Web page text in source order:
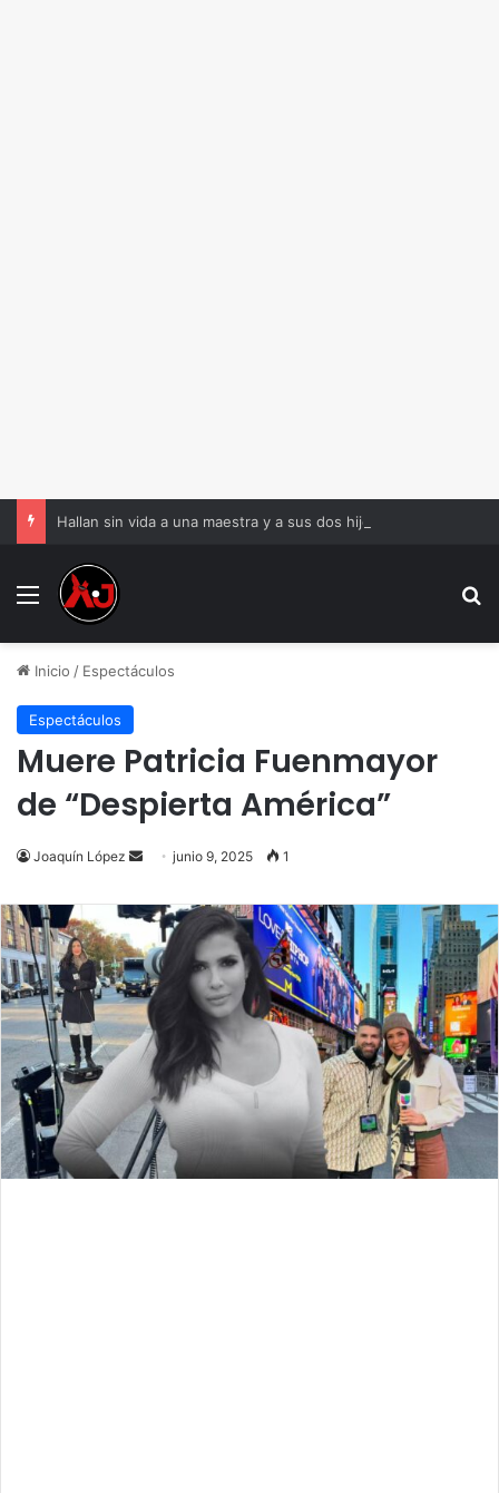
Menu
Inicio / Espectáculos
Espectáculos
Muere Patricia Fuenmayor
de “Despierta América”
Joaquín López
Send
email
junio 9, 2025 1